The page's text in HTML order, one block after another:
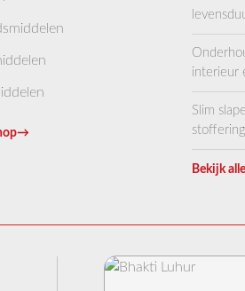
→
interieur
Slim
stoffering
Bekijk